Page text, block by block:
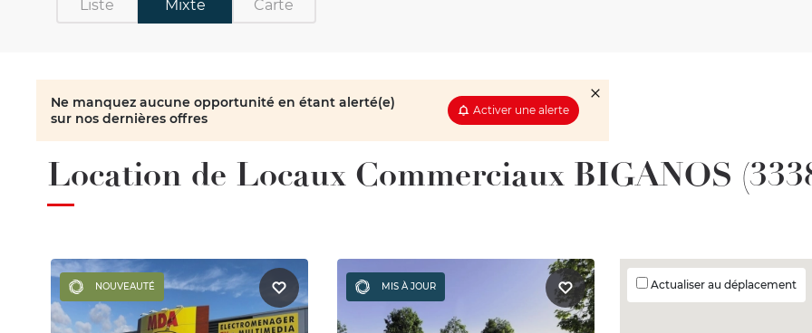
Liste Mixte Carte
Ne manquez aucune opportunité en étant alerté(e)
sur nos dernières offres
Activer une alerte
Location de Locaux Commerciaux BIGANOS
NOUVEAUTÉ MIS À JOUR Actualiser au déplacement